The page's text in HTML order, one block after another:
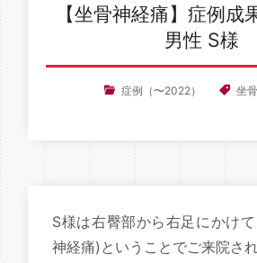
【坐骨神経痛】症例成
男性 S様
症例（〜2022） 坐
S様は右臀部から右足にかけ
神経痛)ということでご来院され